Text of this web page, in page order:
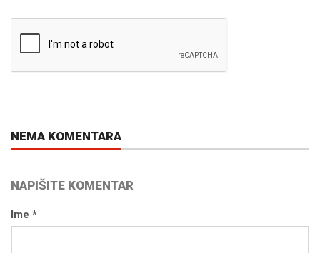
NEMA KOMENTARA
NAPIŠITE KOMENTAR
Ime *